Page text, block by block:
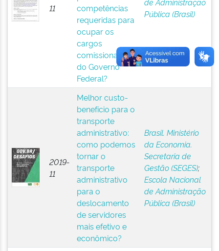
11
competências
requeridas para
ocupar os
cargos
comissionados
do Governo
Federal?
Pública (Brasil)
2019-
11
Melhor custo-
benefício para o
transporte
administrativo:
como podemos
tornar o
transporte
administrativo
para o
deslocamento
de servidores
mais efetivo e
econômico?
Brasil. Ministério
da Economia.
Secretaria de
Gestão (SEGES);
Escola Nacional
de Administração
Pública (Brasil)